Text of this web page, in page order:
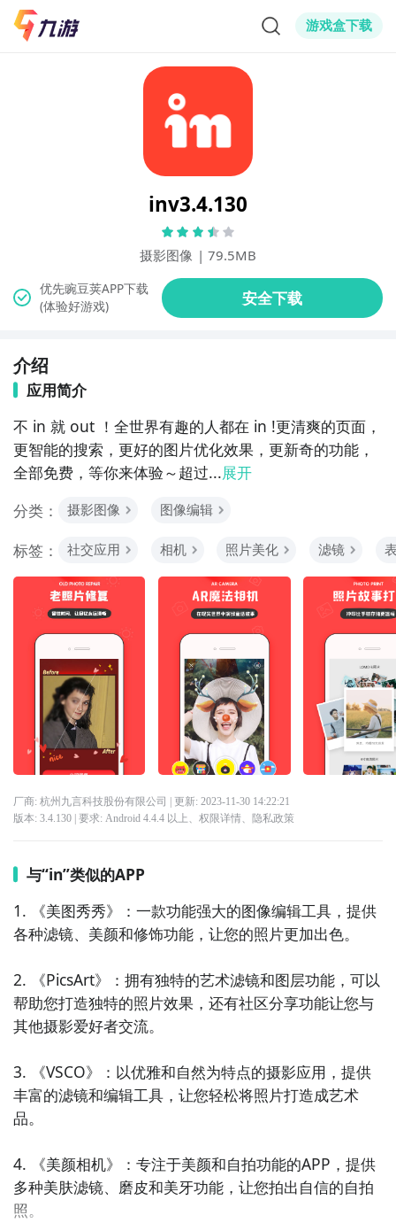
游戏盒下载
inv3.4.130
摄影图像 | 79.5MB
(体验好游戏)
介绍
应用简介
不 in 就 out ！全世界有趣的人都在 in !更清爽的页面，
更智能的搜索，更好的图片优化效果，更新奇的功能，
全部免费，等你来体验～超过...展开
分类：
摄影图像 图像编辑
标签： 社交应用 相机 照片美化 滤镜
厂商: 杭州九言科技股份有限公司 | 更新: 2023-11-30 14:22:21
版本: 3.4.130| 要求: Android 4.4.4 以上、 权限详情、 隐私政策
与“in”类似的APP
1. 《美图秀秀》：一款功能强大的图像编辑工具，提供
各种滤镜、美颜和修饰功能，让您的照片更加出色。
2. 《PicsArt》：拥有独特的艺术滤镜和图层功能，可以
帮助您打造独特的照片效果，还有社区分享功能让您与
其他摄影爱好者交流。
3. 《VSCO》：以优雅和自然为特点的摄影应用，提供
丰富的滤镜和编辑工具，让您轻松将照片打造成艺术
品。
4. 《美颜相机》：专注于美颜和自拍功能的APP，提供
多种美肤滤镜、磨皮和美牙功能，让您拍出自信的自拍
照。